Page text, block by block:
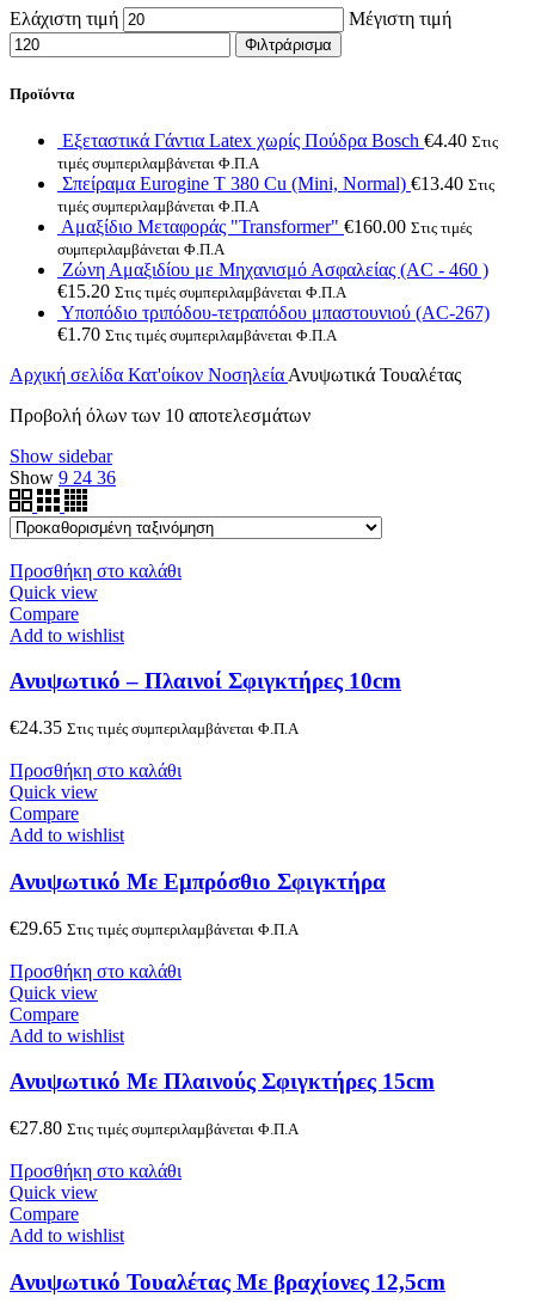
Ελάχιστη τιμή Μέγιστη τιμή
Φιλτράρισμα
Προϊόντα
Εξεταστικά Γάντια Latex χωρίς Πούδρα Bosch €4.40 Στις
τιμές συμπεριλαμβάνεται Φ.Π.Α
Σπείραμα Eurogine Τ 380 Cu (Mini, Normal) €13.40 Στις
τιμές συμπεριλαμβάνεται Φ.Π.Α
Αμαξίδιο Μεταφοράς "Transformer" €160.00 Στις τιμές
συμπεριλαμβάνεται Φ.Π.Α
Ζώνη Αμαξιδίου με Μηχανισμό Ασφαλείας (AC - 460 )
€15.20 Στις τιμές συμπεριλαμβάνεται Φ.Π.Α
Υποπόδιο τριπόδου-τετραπόδου μπαστουνιού (AC-267)
€1.70 Στις τιμές συμπεριλαμβάνεται Φ.Π.Α
Αρχική σελίδα Κατ'οίκον Νοσηλεία Ανυψωτικά Τουαλέτας
Προβολή όλων των 10 αποτελεσμάτων
Show sidebar
Show 9 24 36
Προσθήκη στο καλάθι
Quick view
Compare
Add to wishlist
Ανυψωτικό – Πλαινοί Σφιγκτήρες 10cm
€24.35 Στις τιμές συμπεριλαμβάνεται Φ.Π.Α
Προσθήκη στο καλάθι
Quick view
Compare
Add to wishlist
Ανυψωτικό Με Εμπρόσθιο Σφιγκτήρα
€29.65 Στις τιμές συμπεριλαμβάνεται Φ.Π.Α
Προσθήκη στο καλάθι
Quick view
Compare
Add to wishlist
Ανυψωτικό Με Πλαινούς Σφιγκτήρες 15cm
€27.80 Στις τιμές συμπεριλαμβάνεται Φ.Π.Α
Προσθήκη στο καλάθι
Quick view
Compare
Add to wishlist
Ανυψωτικό Τουαλέτας Με βραχίονες 12,5cm